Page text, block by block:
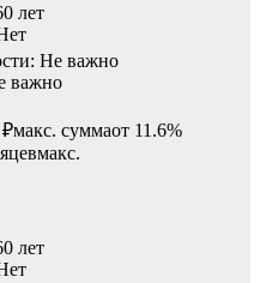
лет
Не важно
важно
суммаот 11.6%
лет